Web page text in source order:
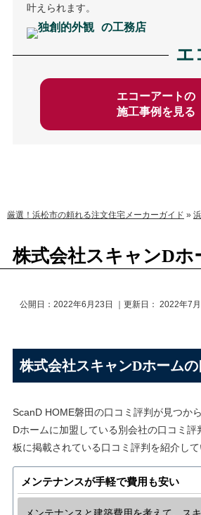
叶えられます。
の工務店
エ
エコーアートの
施工事例を見る
厳選！浜松市の頼れる注文住宅メーカーガイド »
株式会社スキャンDホ
公開日： 2022年6月23日 ｜更新日： 2022年7月
株式会社スキャンDホームの
ScanD HOME磐田の口コミ評判が見つか
Dホームに加盟している別会社の口コミ
板に掲載されている口コミ評判を紹介して
メンテナンスが手軽で費用も安い